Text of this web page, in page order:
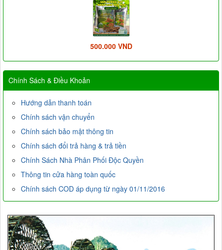
500.000 VND
Chính Sách & Điều Khoản
Hướng dẫn thanh toán
Chính sách vận chuyển
Chính sách bảo mật thông tin
Chính sách đổi trả hàng & trả tiền
Chính Sách Nhà Phân Phối Độc Quyền
Thông tin cửa hàng toàn quốc
Chính sách COD áp dụng từ ngày 01/11/2016